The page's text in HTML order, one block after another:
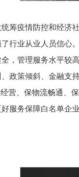
疫情防控和经济社
行业从业人员信心
，管理服务水平较
政策倾斜、金融支
营、保物流畅通、
服务保障白名单企